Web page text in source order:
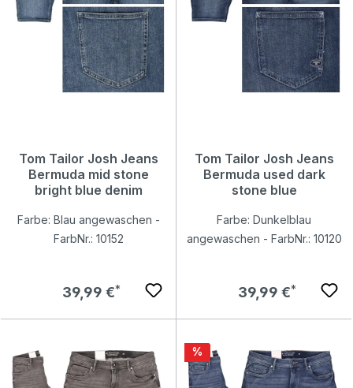
Tom Tailor Josh Jeans
Bermuda mid stone
bright blue denim
Farbe: Blau angewaschen -
FarbNr.: 10152
Regulärer Preis:
39,99 €
Tom Tailor Josh Jeans
Bermuda used dark
stone blue
Farbe: Dunkelblau
angewaschen - FarbNr.: 10120
Regulärer Preis:
39,99 €
Rabatt
%